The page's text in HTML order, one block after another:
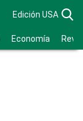
Edición USA
Economía